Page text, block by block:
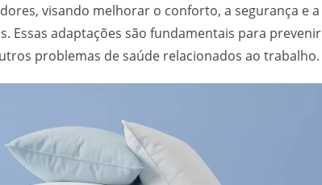
visando melhorar o conforto, a segurança e a
Essas adaptações são fundamentais para prevenir
problemas de saúde relacionados ao trabalho.